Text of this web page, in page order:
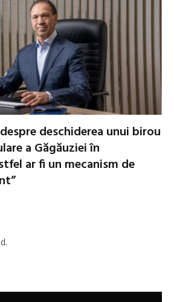
deschiderea unui birou
a Găgăuziei în
ar fi un mecanism de